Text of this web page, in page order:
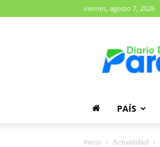
viernes, agosto 7, 2026
PAÍS
Inicio Actualidad